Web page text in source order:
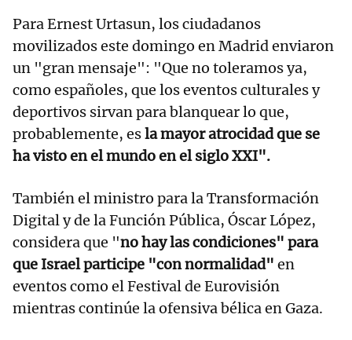
Para Ernest Urtasun, los ciudadanos
movilizados este domingo en Madrid enviaron
un "gran mensaje": "Que no toleramos ya,
como españoles, que los eventos culturales y
deportivos sirvan para blanquear lo que,
probablemente, esla mayor atrocidad que se
ha visto en el mundo en el siglo XXI".
También el ministro para la Transformación
Digital y de la Función Pública, Óscar López,
considera que "no hay las condiciones" para
que Israel participe "con normalidad" en
eventos como el Festival de Eurovisión
mientras continúe la ofensiva bélica en Gaza.